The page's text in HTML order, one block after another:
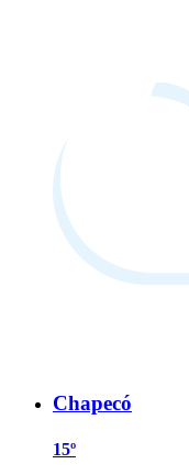
Chapecó
15º